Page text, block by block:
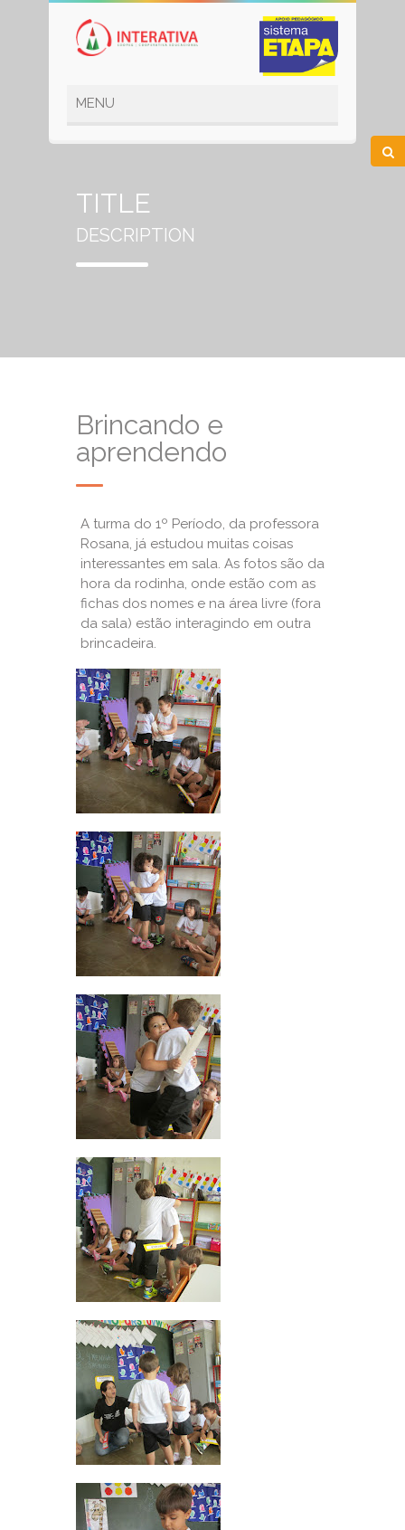
TITLE
DESCRIPTION
Brincando e
aprendendo
A turma do 1º Período, da professora
Rosana, já estudou muitas coisas
interessantes em sala. As fotos são da
hora da rodinha, onde estão com as
fichas dos nomes e na área livre (fora
da sala) estão interagindo em outra
brincadeira.